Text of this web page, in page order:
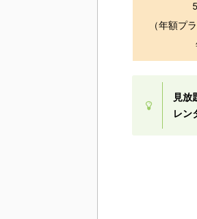
（年額プ
見放
レン